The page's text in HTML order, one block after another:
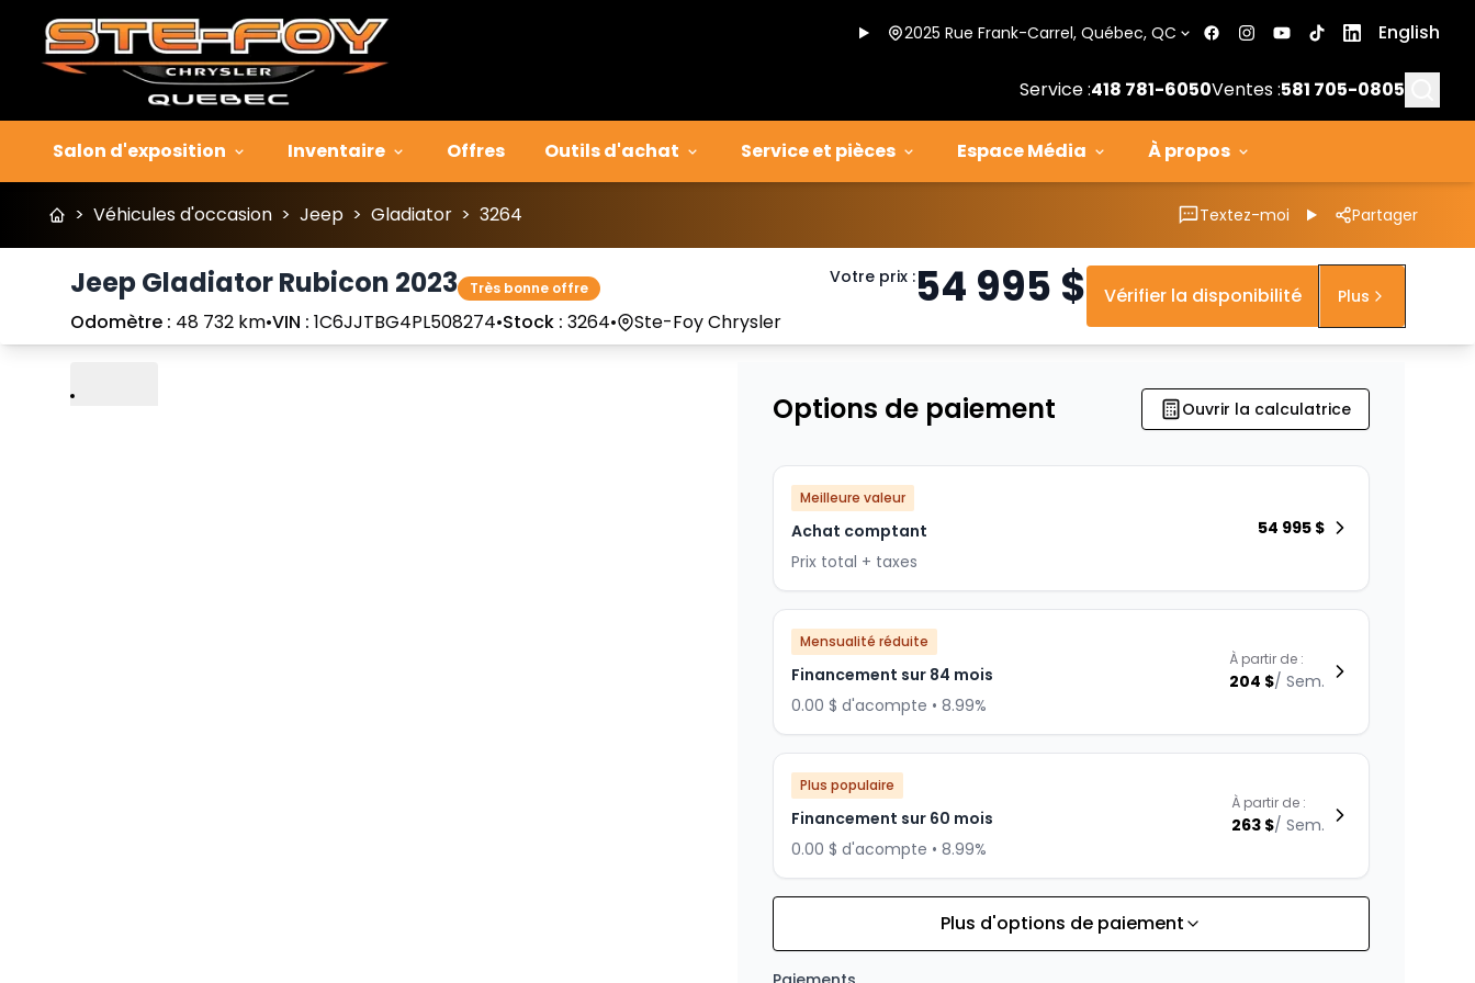
2025 Rue Frank-Carrel, Québec, QC English
Service :418 781-6050Ventes :581 705-0805
Salon d'exposition Inventaire Offres Outils d'achat Service et pièces Espace Média À propos
> Véhicules d'occasion > Jeep > Gladiator > 3264 Textez-moi Partager
Jeep Gladiator Rubicon 2023 Très bonne offre
Odomètre : 48 732 km•VIN : 1C6JJTBG4PL508274•Stock : 3264• Ste-Foy Chrysler
Votre prix :54 995 $ Vérifier la disponibilité Plus
Lire Précédent
Suivant
Options de paiement Ouvrir la calculatrice
Meilleure valeur
Achat comptant
Prix total + taxes
54 995 $
Mensualité réduite
Financement sur 84 mois
0.00 $ d'acompte • 8.99%
À partir de :
204 $/ Sem.
Plus populaire
Financement sur 60 mois
0.00 $ d'acompte • 8.99%
À partir de :
263 $/ Sem.
Financement sur 72 mois
À partir de :
Plus d'options de paiement